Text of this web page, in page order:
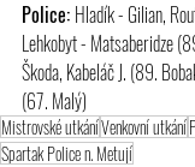
Police: Hladík - Gilian,
Lehkobyt - Matsaberidze
Škoda, Kabeláč J. (89.
(67. Malý)
Mistrovské utkáníVenkovní utkání
Spartak Police n. Metují